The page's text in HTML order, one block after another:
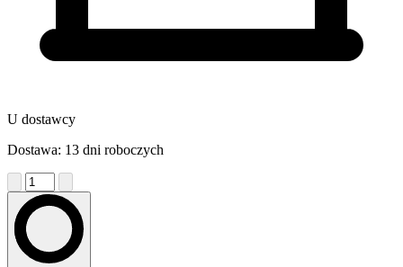
U dostawcy
Dostawa: 13 dni roboczych